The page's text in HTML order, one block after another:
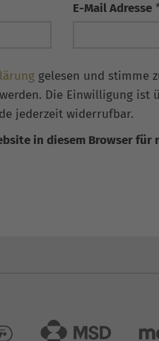
E-Mail Adresse
gelesen und stimme
Die Einwilligung ist
jederzeit widerrufbar.
in diesem Browser für